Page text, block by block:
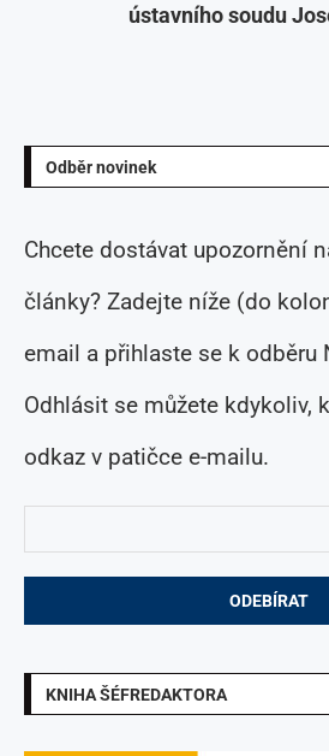
ústavního soudu
Odběr novinek
Chcete dostávat upozornění
články? Zadejte níže (do
email a přihlaste se k odběru
Odhlásit se můžete kdykoliv,
odkaz v patičce e-mailu.
KNIHA ŠÉFREDAKTORA